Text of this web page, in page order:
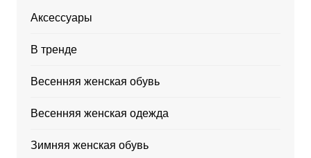
Аксессуары
В тренде
Весенняя женская обувь
Весенняя женская одежда
Зимняя женская обувь